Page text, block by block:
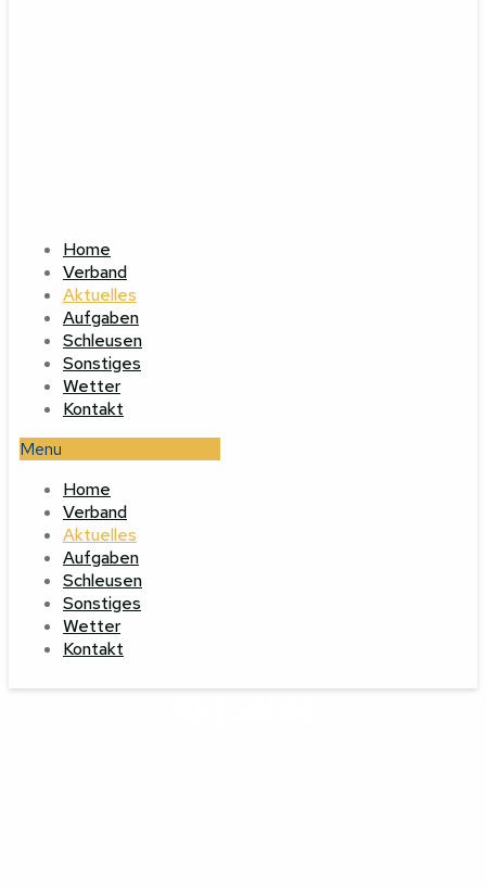
Home
Verband
Aktuelles
Aufgaben
Schleusen
Sonstiges
Wetter
Kontakt
Menu
Home
Verband
Aktuelles
Aufgaben
Schleusen
Sonstiges
Wetter
Kontakt